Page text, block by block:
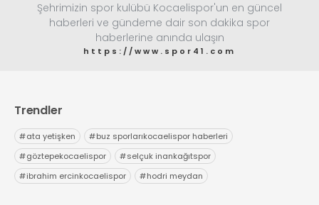
Şehrimizin spor kulübü Kocaelispor'un en güncel
haberleri ve gündeme dair son dakika spor
haberlerine anında ulaşın
https://www.spor41.com
Trendler
#ata yetişken #buz sporlarıkocaelispor haberleri
#göztepekocaelispor #selçuk inankağıtspor
#ibrahim ercinkocaelispor #hodri meydan